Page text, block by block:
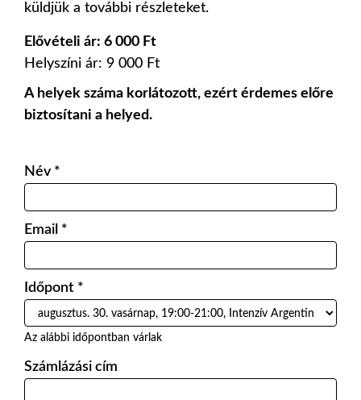
küldjük a további részleteket.
Elővételi ár: 6 000 Ft
Helyszíni ár: 9 000 Ft
A helyek száma korlátozott, ezért érdemes előre
biztosítani a helyed.
Név *
Email *
Időpont *
Az alábbi időpontban várlak
Számlázási cím